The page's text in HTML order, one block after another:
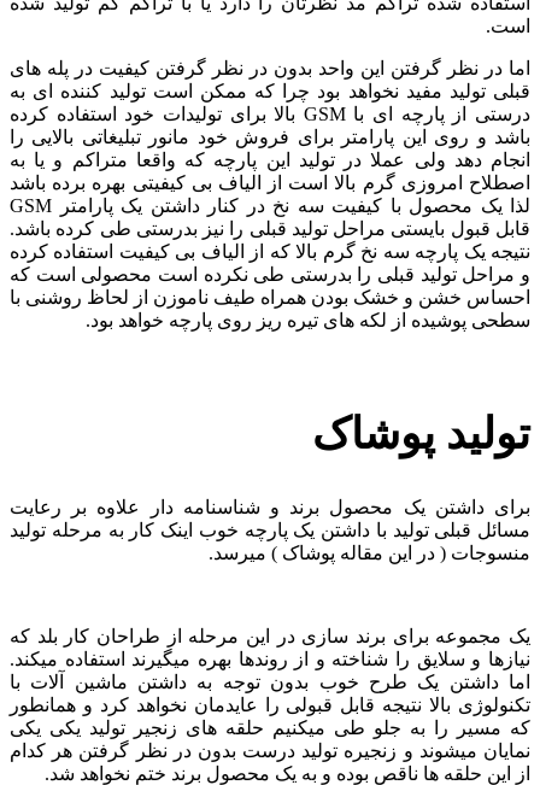
است.
اما در نظر گرفتن این واحد بدون در نظر گرفتن کیفیت در پله های
قبلی تولید مفید نخواهد بود چرا که ممکن است تولید کننده ای به
درستی از پارچه ای با GSM بالا برای تولیدات خود استفاده کرده
باشد و روی این پارامتر برای فروش خود مانور تبلیغاتی بالایی را
انجام دهد ولی عملا در تولید این پارچه که واقعا متراکم و یا به
اصطلاح امروزی گرم بالا است از الیاف بی کیفیتی بهره برده باشد
لذا یک محصول با کیفیت سه نخ در کنار داشتن یک پارامتر GSM
قابل قبول بایستی مراحل تولید قبلی را نیز بدرستی طی کرده باشد.
نتیجه یک پارچه سه نخ گرم بالا که از الیاف بی کیفیت استفاده کرده
و مراحل تولید قبلی را بدرستی طی نکرده است محصولی است که
احساس خشن و خشک بودن همراه طیف ناموزن از لحاظ روشنی با
سطحی پوشیده از لکه های تیره ریز روی پارچه خواهد بود.
تولید پوشاک
برای داشتن یک محصول برند و شناسنامه دار علاوه بر رعایت
مسائل قبلی تولید با داشتن یک پارچه خوب اینک کار به مرحله تولید
منسوجات ( در این مقاله پوشاک ) میرسد.
یک مجموعه برای برند سازی در این مرحله از طراحان کار بلد که
نیازها و سلایق را شناخته و از روندها بهره میگیرند استفاده میکند.
اما داشتن یک طرح خوب بدون توجه به داشتن ماشین آلات با
تکنولوژی بالا نتیجه قابل قبولی را عایدمان نخواهد کرد و همانطور
که مسیر را به جلو طی میکنیم حلقه های زنجیر تولید یکی یکی
نمایان میشوند و زنجیره تولید درست بدون در نظر گرفتن هر کدام
از این حلقه ها ناقص بوده و به یک محصول برند ختم نخواهد شد.